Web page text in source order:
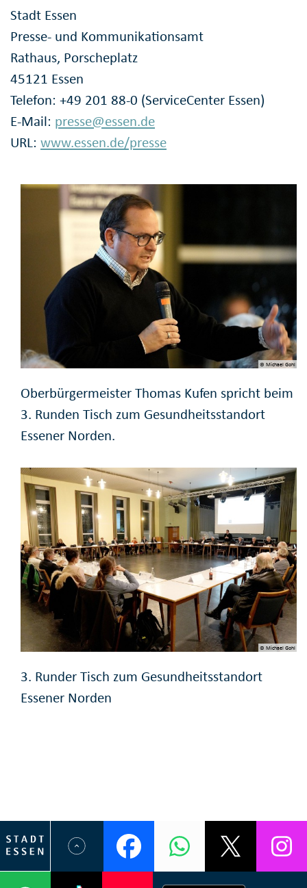
Stadt Essen
Presse- und Kommunikationsamt
Rathaus, Porscheplatz
45121 Essen
Telefon: +49 201 88-0 (ServiceCenter Essen)
E-Mail: presse@essen.de
URL: www.essen.de/presse
© Michael Gohl
Oberbürgermeister Thomas Kufen spricht beim
3. Runden Tisch zum Gesundheitsstandort
Essener Norden.
© Michael Gohl
3. Runder Tisch zum Gesundheitsstandort
Essener Norden